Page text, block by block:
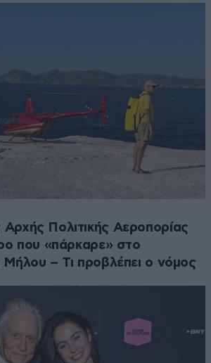
Πολιτικής Αεροπορίας
που «πάρκαρε» στο
Μήλου – Τι προβλέπει ο νόμος